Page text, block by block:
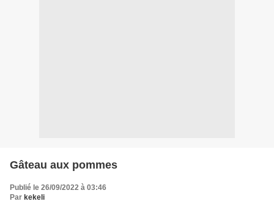
Gâteau aux pommes
Publié le 26/09/2022 à 03:46
Par kekeli